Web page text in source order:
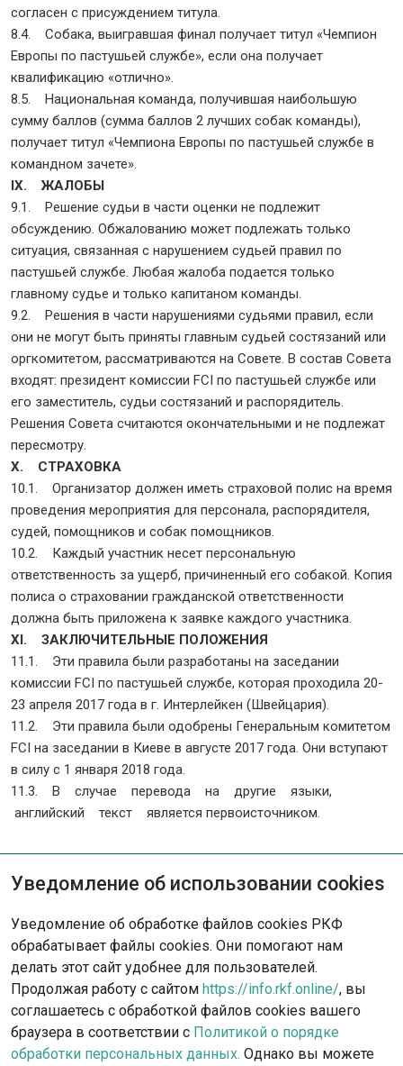
согласен с присуждением титула.
8.4. Собака, выигравшая финал получает титул «Чемпион
Европы по пастушьей службе», если она получает
квалификацию «отлично».
8.5. Национальная команда, получившая наибольшую
сумму баллов (сумма баллов 2 лучших собак команды),
получает титул «Чемпиона Европы по пастушьей службе в
командном зачете».
IX. ЖАЛОБЫ
9.1. Решение судьи в части оценки не подлежит
обсуждению. Обжалованию может подлежать только
ситуация, связанная с нарушением судьей правил по
пастушьей службе. Любая жалоба подается только
главному судье и только капитаном команды.
9.2. Решения в части нарушениями судьями правил, если
они не могут быть приняты главным судьей состязаний или
оргкомитетом, рассматриваются на Совете. В состав Совета
входят: президент комиссии FCI по пастушьей службе или
его заместитель, судьи состязаний и распорядитель.
Решения Совета считаются окончательными и не подлежат
пересмотру.
X. СТРАХОВКА
10.1. Организатор должен иметь страховой полис на время
проведения мероприятия для персонала, распорядителя,
судей, помощников и собак помощников.
10.2. Каждый участник несет персональную
ответственность за ущерб, причиненный его собакой. Копия
полиса о страховании гражданской ответственности
должна быть приложена к заявке каждого участника.
XI. ЗАКЛЮЧИТЕЛЬНЫЕ ПОЛОЖЕНИЯ
11.1. Эти правила были разработаны на заседании
комиссии FCI по пастушьей службе, которая проходила 20-
23 апреля 2017 года в г. Интерлейкен (Швейцария).
11.2. Эти правила были одобрены Генеральным комитетом
FCI на заседании в Киеве в августе 2017 года. Они вступают
в силу с 1 января 2018 года.
11.3. В случае перевода на другие языки,
английский текст является первоисточником.
Опишите ситуацию - наша команда
Обратиться в поддержку
Уведомление об использовании cookies
Уведомление об обработке файлов cookies РКФ
обрабатывает файлы cookies. Они помогают нам
делать этот сайт удобнее для пользователей.
Продолжая работу с сайтом https://info.rkf.online/, вы
соглашаетесь с обработкой файлов cookies вашего
браузера в соответствии с Политикой о порядке
обработки персональных данных. Однако вы можете